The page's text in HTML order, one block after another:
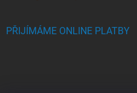
PŘIJÍMÁME ONLINE PLATBY